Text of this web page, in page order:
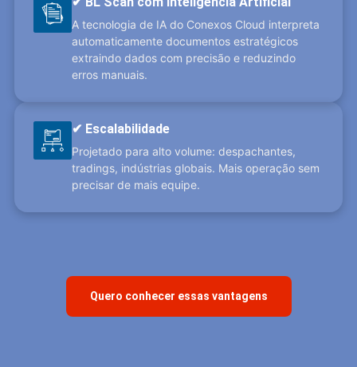
A tecnologia de IA do Conexos Cloud interpreta
automaticamente documentos estratégicos
extraindo dados com precisão e reduzindo
erros manuais.
✔ Escalabilidade
Projetado para alto volume: despachantes,
tradings, indústrias globais. Mais operação sem
precisar de mais equipe.
Quero conhecer essas vantagens